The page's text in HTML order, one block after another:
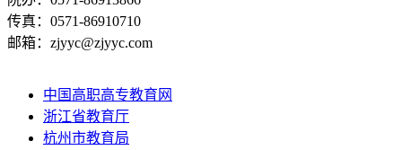
传真：0571-86910710
邮箱：zjyyc@zjyyc.com
中国高职高专教育网
浙江省教育厅
杭州市教育局